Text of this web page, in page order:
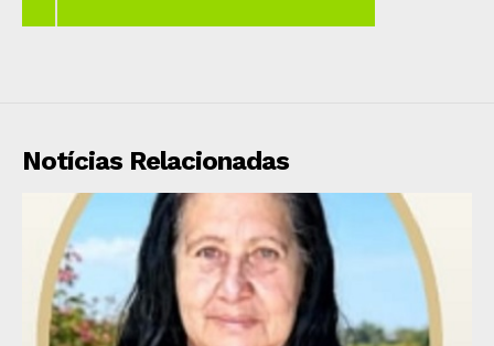
Notícias Relacionadas